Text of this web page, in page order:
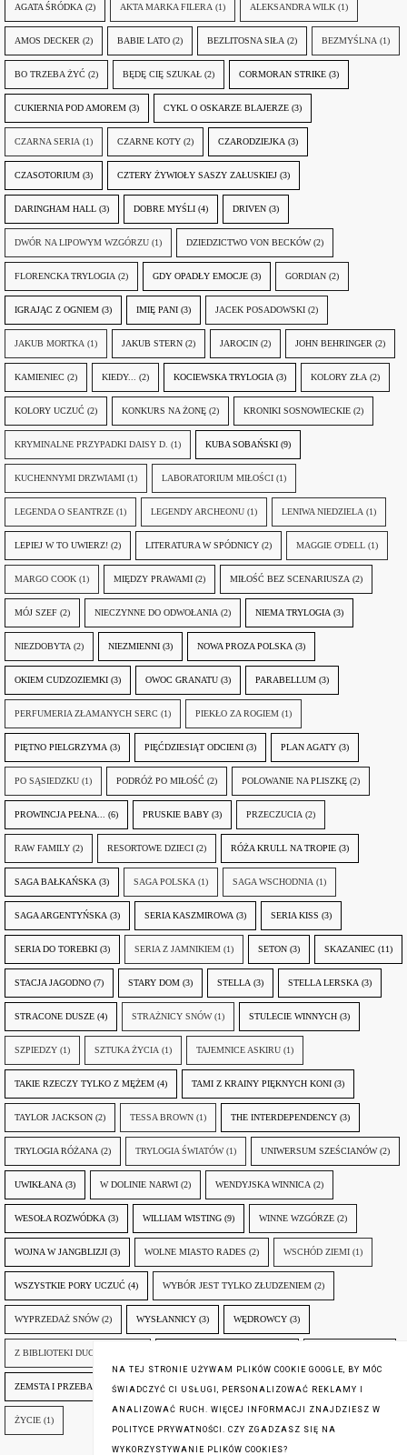
AGATA ŚRÓDKA (2) AKTA MARKA FILERA (1) ALEKSANDRA WILK (1)
AMOS DECKER (2) BABIE LATO (2) BEZLITOSNA SIŁA (2) BEZMYŚLNA (1)
BO TRZEBA ŻYĆ (2) BĘDĘ CIĘ SZUKAŁ (2) CORMORAN STRIKE (3)
CUKIERNIA POD AMOREM (3) CYKL O OSKARZE BLAJERZE (3)
CZARNA SERIA (1) CZARNE KOTY (2) CZARODZIEJKA (3)
CZASOTORIUM (3) CZTERY ŻYWIOŁY SASZY ZAŁUSKIEJ (3)
DARINGHAM HALL (3) DOBRE MYŚLI (4) DRIVEN (3)
DWÓR NA LIPOWYM WZGÓRZU (1) DZIEDZICTWO VON BECKÓW (2)
FLORENCKA TRYLOGIA (2) GDY OPADŁY EMOCJE (3) GORDIAN (2)
IGRAJĄC Z OGNIEM (3) IMIĘ PANI (3) JACEK POSADOWSKI (2)
JAKUB MORTKA (1) JAKUB STERN (2) JAROCIN (2) JOHN BEHRINGER (2)
KAMIENIEC (2) KIEDY... (2) KOCIEWSKA TRYLOGIA (3) KOLORY ZŁA (2)
KOLORY UCZUĆ (2) KONKURS NA ŻONĘ (2) KRONIKI SOSNOWIECKIE (2)
KRYMINALNE PRZYPADKI DAISY D. (1) KUBA SOBAŃSKI (9)
KUCHENNYMI DRZWIAMI (1) LABORATORIUM MIŁOŚCI (1)
LEGENDA O SEANTRZE (1) LEGENDY ARCHEONU (1) LENIWA NIEDZIELA (1)
LEPIEJ W TO UWIERZ! (2) LITERATURA W SPÓDNICY (2) MAGGIE O'DELL (1)
MARGO COOK (1) MIĘDZY PRAWAMI (2) MIŁOŚĆ BEZ SCENARIUSZA (2)
MÓJ SZEF (2) NIECZYNNE DO ODWOŁANIA (2) NIEMA TRYLOGIA (3)
NIEZDOBYTA (2) NIEZMIENNI (3) NOWA PROZA POLSKA (3)
OKIEM CUDZOZIEMKI (3) OWOC GRANATU (3) PARABELLUM (3)
PERFUMERIA ZŁAMANYCH SERC (1) PIEKŁO ZA ROGIEM (1)
PIĘTNO PIELGRZYMA (3) PIĘĆDZIESIĄT ODCIENI (3) PLAN AGATY (3)
PO SĄSIEDZKU (1) PODRÓŻ PO MIŁOŚĆ (2) POLOWANIE NA PLISZKĘ (2)
PROWINCJA PEŁNA... (6) PRUSKIE BABY (3) PRZECZUCIA (2)
RAW FAMILY (2) RESORTOWE DZIECI (2) RÓŻA KRULL NA TROPIE (3)
SAGA BAŁKAŃSKA (3) SAGA POLSKA (1) SAGA WSCHODNIA (1)
SAGA ARGENTYŃSKA (3) SERIA KASZMIROWA (3) SERIA KISS (3)
SERIA DO TOREBKI (3) SERIA Z JAMNIKIEM (1) SETON (3) SKAZANIEC (11)
STACJA JAGODNO (7) STARY DOM (3) STELLA (3) STELLA LERSKA (3)
STRACONE DUSZE (4) STRAŻNICY SNÓW (1) STULECIE WINNYCH (3)
SZPIEDZY (1) SZTUKA ŻYCIA (1) TAJEMNICE ASKIRU (1)
TAKIE RZECZY TYLKO Z MĘŻEM (4) TAMI Z KRAINY PIĘKNYCH KONI (3)
TAYLOR JACKSON (2) TESSA BROWN (1) THE INTERDEPENDENCY (3)
TRYLOGIA RÓŻANA (2) TRYLOGIA ŚWIATÓW (1) UNIWERSUM SZEŚCIANÓW (2)
UWIKŁANA (3) W DOLINIE NARWI (2) WENDYJSKA WINNICA (2)
WESOŁA ROZWÓDKA (3) WILLIAM WISTING (9) WINNE WZGÓRZE (2)
WOJNA W JANGBLIZJI (3) WOLNE MIASTO RADES (2) WSCHÓD ZIEMI (1)
WSZYSTKIE PORY UCZUĆ (4) WYBÓR JEST TYLKO ZŁUDZENIEM (2)
WYPRZEDAŻ SNÓW (2) WYSŁANNICY (3) WĘDROWCY (3)
Z BIBLIOTEKI DUCHA GÓR
ZEMSTA I PRZEBACZENIE (6) ŚLADY ZBRODNI (3) ŻYCIA W ŻYCIU (3)
ŻYCIE (1)
NA TEJ STRONIE UŻYWAM PLIKÓW COOKIE GOOGLE, BY MÓC
ŚWIADCZYĆ CI USŁUGI, PERSONALIZOWAĆ REKLAMY I
ANALIZOWAĆ RUCH. WIĘCEJ INFORMACJI ZNAJDZIESZ W
POLITYCE PRYWATNOŚCI. CZY ZGADZASZ SIĘ NA
WYKORZYSTYWANIE PLIKÓW COOKIES?